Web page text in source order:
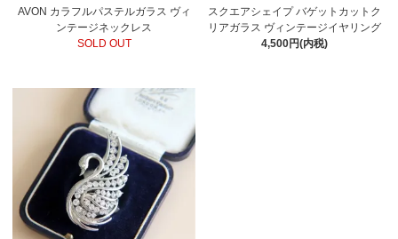
AVON カラフルパステルガラス ヴィ
ンテージネックレス
SOLD OUT
スクエアシェイプ バゲットカットク
リアガラス ヴィンテージイヤリング
4,500円(内税)